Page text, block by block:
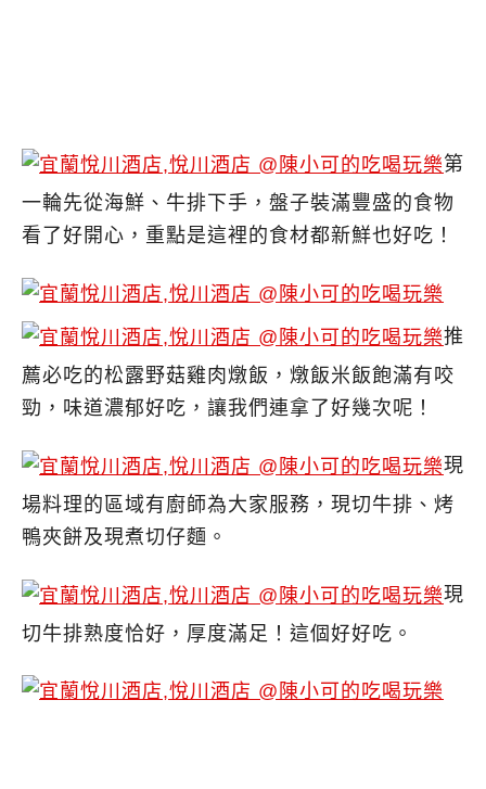
第
一輪先從海鮮、牛排下手，盤子裝滿豐盛的食物
看了好開心，重點是這裡的食材都新鮮也好吃！
推
薦必吃的松露野菇雞肉燉飯，燉飯米飯飽滿有咬
勁，味道濃郁好吃，讓我們連拿了好幾次呢！
現
場料理的區域有廚師為大家服務，現切牛排、烤
鴨夾餅及現煮切仔麵。
現
切牛排熟度恰好，厚度滿足！這個好好吃。